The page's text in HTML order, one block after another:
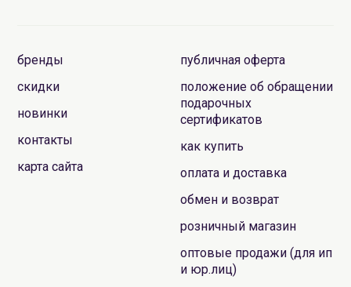
бренды
скидки
новинки
контакты
карта сайта
публичная оферта
положение об обращении
подарочных
сертификатов
как купить
оплата и доставка
обмен и возврат
розничный магазин
оптовые продажи (для ип
и юр.лиц)